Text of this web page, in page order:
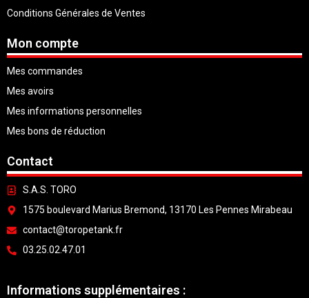
Conditions Générales de Ventes
Mon compte
Mes commandes
Mes avoirs
Mes informations personnelles
Mes bons de réduction
Contact
S.A.S. TORO
1575 boulevard Marius Bremond, 13170 Les Pennes Mirabeau
contact@toropetank.fr
03.25.02.47.01
Informations supplémentaires :